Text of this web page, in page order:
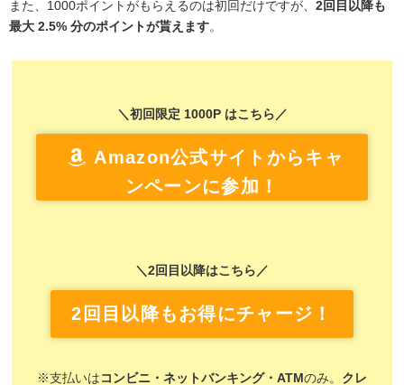
また、1000ポイントがもらえるのは初回だけですが、 2回目以降も
最大 2.5% 分のポイントが貰えます。
＼初回限定 1000P はこちら／
Amazon公式サイトからキャ
ンペーンに参加！
＼2回目以降はこちら／
2回目以降もお得にチャージ！
※支払いは コンビニ・ネットバンキング・ATMのみ。 クレ